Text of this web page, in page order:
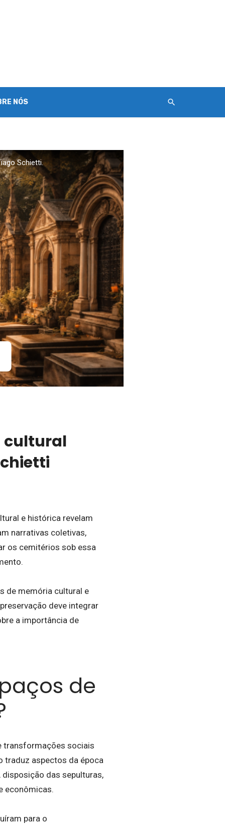
NÓS
Schietti.
cultural
e histórica revelam
narrativas coletivas,
os cemitérios sob essa
de memória cultural e
deve integrar
a importância de
de
transformações sociais
traduz aspectos da época
das sepulturas,
econômicas.
para o